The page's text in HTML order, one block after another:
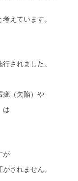
考えています。
されました。
疵（欠陥）や
は
が
されません。